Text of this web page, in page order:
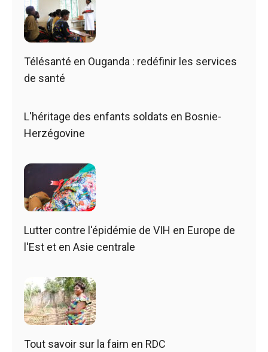
Télésanté en Ouganda : redéfinir les services
de santé
L'héritage des enfants soldats en Bosnie-
Herzégovine
Lutter contre l'épidémie de VIH en Europe de
l'Est et en Asie centrale
Tout savoir sur la faim en RDC